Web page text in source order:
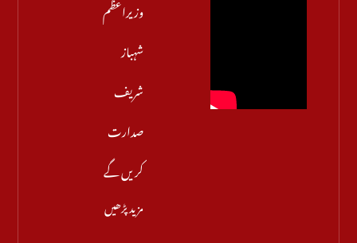
وزیراعظم
شہباز
شریف
صدارت
کریں گے
مزید پڑھیں